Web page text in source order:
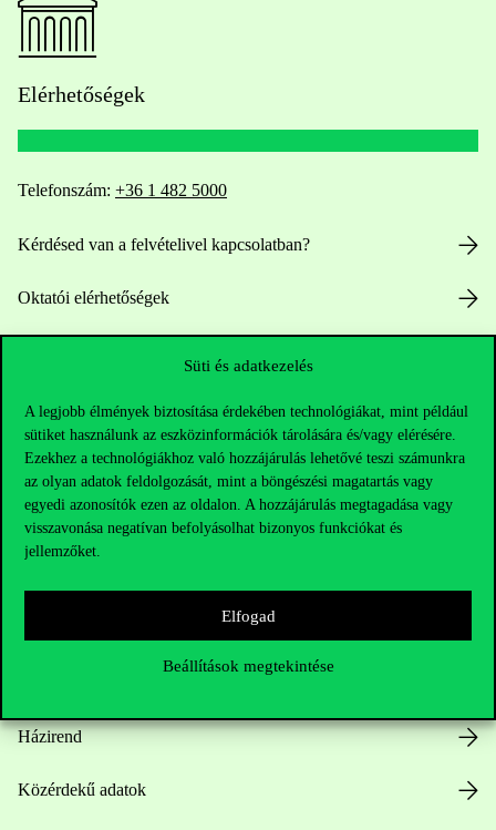
Süti és adatkezelés
A legjobb élmények biztosítása érdekében technológiákat, mint például
sütiket használunk az eszközinformációk tárolására és/vagy elérésére.
Ezekhez a technológiákhoz való hozzájárulás lehetővé teszi számunkra
az olyan adatok feldolgozását, mint a böngészési magatartás vagy
egyedi azonosítók ezen az oldalon. A hozzájárulás megtagadása vagy
visszavonása negatívan befolyásolhat bizonyos funkciókat és
jellemzőket.
Elfogad
Beállítások megtekintése
Elérhetőségek
Telefonszám: +36 1 482 5000
Kérdésed van a felvételivel kapcsolatban?
Oktatói elérhetőségek
Sajtó:press@uni-corvinus.hu
Hasznos linkek
Házirend
Közérdekű adatok